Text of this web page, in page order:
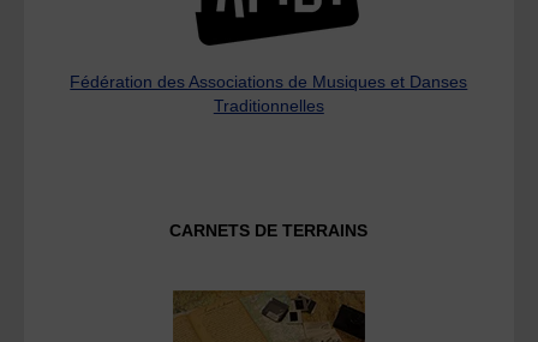
Fédération des Associations de Musiques et Danses
Traditionnelles
CARNETS DE TERRAINS